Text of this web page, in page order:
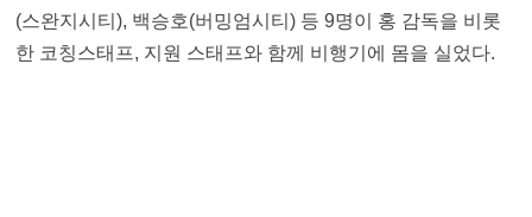
(스완지시티), 백승호(버밍엄시티) 등 9명이 홍 감독을 비롯
한 코칭스태프, 지원 스태프와 함께 비행기에 몸을 실었다.